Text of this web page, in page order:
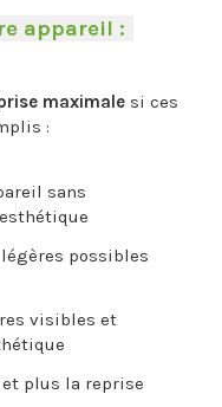
appareil :
maximale si ces
:
sans
légères possibles
visibles et
plus la reprise